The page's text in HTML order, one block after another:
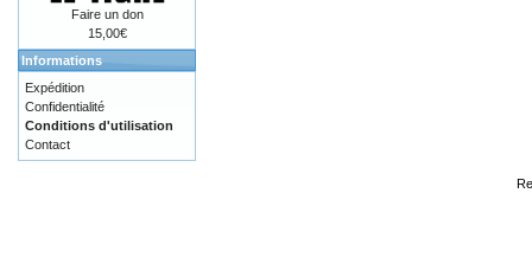
Faire un don
15,00€
Informations
Expédition
Confidentialité
Conditions d'utilisation
Contact